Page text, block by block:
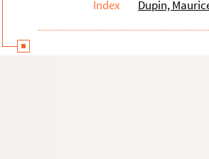
Villeneuve
de Maurice Dupin
Index
Dupin,